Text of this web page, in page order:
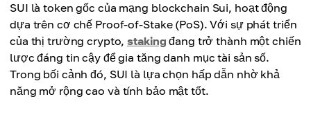
SUI là token gốc của mạng blockchain Sui, hoạt động
dựa trên cơ chế Proof-of-Stake (PoS). Với sự phát triển
của thị trường crypto,staking đang trở thành một chiến
lược đáng tin cậy để gia tăng danh mục tài sản số.
Trong bối cảnh đó, SUI là lựa chọn hấp dẫn nhờ khả
năng mở rộng cao và tính bảo mật tốt.